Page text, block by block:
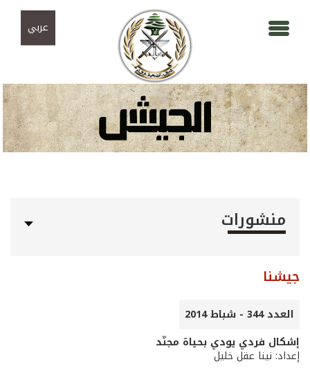
عربي
منشورات
جيشنا
العدد 344 - شباط 2014
إشكال فردي يودي بحياة مجنّد
إعداد: نينا عقل خليل